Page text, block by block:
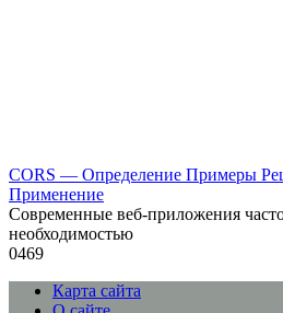
CORS — Определение Примеры
Применение
Современные веб-приложения
необходимостью
0469
Карта сайта